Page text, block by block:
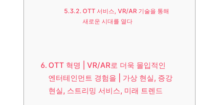
OTT 서비스, VR/AR 기술을 통해
새로운 시대를 열다
OTT 혁명 | VR/AR로 더욱 몰입적인
엔터테인먼트 경험을 | 가상 현실, 증강
현실, 스트리밍 서비스, 미래 트렌드